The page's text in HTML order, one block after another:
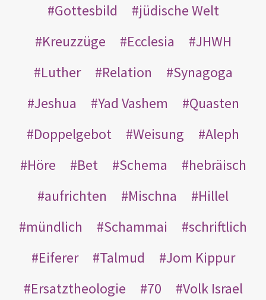
Gottesbild
jüdische Welt
Kreuzzüge
Ecclesia
JHWH
Luther
Relation
Synagoga
Jeshua
Yad Vashem
Quasten
Doppelgebot
Weisung
Aleph
Höre
Bet Schema
hebräisch
aufrichten
Mischna
Hillel
mündlich
Schammai
schriftlich
Eiferer
Talmud
Jom Kippur
Ersatztheologie
70 Volk Israel